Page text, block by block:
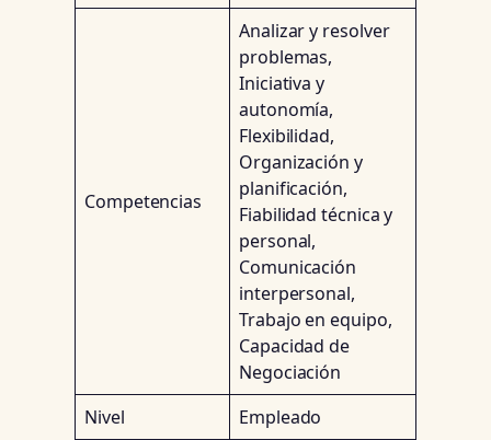
Competencias
Analizar y resolver
problemas,
Iniciativa y
autonomía,
Flexibilidad,
Organización y
planificación,
Fiabilidad técnica y
personal,
Comunicación
interpersonal,
Trabajo en equipo,
Capacidad de
Negociación
Nivel
Empleado